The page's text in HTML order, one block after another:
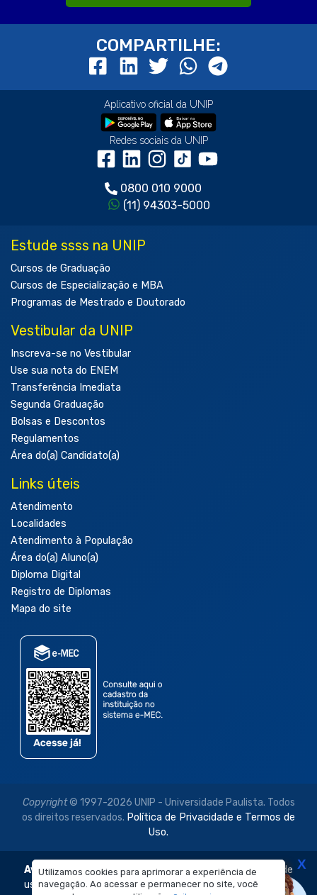
Utilizamos cookies para aprimorar a experiência de
navegação. Ao acessar e permanecer no site, você
COMPARTILHE:
Aplicativo oficial da UNIP
Redes sociais da UNIP
0800 010 9000
(11) 94303-5000
Estude ssss na UNIP
Cursos de Graduação
Cursos de Especialização e MBA
Programas de Mestrado e Doutorado
Vestibular da UNIP
Inscreva-se no Vestibular
Use sua nota do ENEM
Transferência Imediata
Segunda Graduação
Bolsas e Descontos
Regulamentos
Área do(a) Candidato(a)
Links úteis
Atendimento
Localidades
Atendimento à População
Área do(a) Aluno(a)
Diploma Digital
Registro de Diplomas
Mapa do site
Copyright© 1997-2026 UNIP - Universidade Paulista. Todos
os direitos reservados. Política de Privacidade e Termos de
Uso.
Aviso Legal: As imagens disponibilizadas neste site são de
uso exclusivo institucional do Sistema de Ensino Objetivo e
X